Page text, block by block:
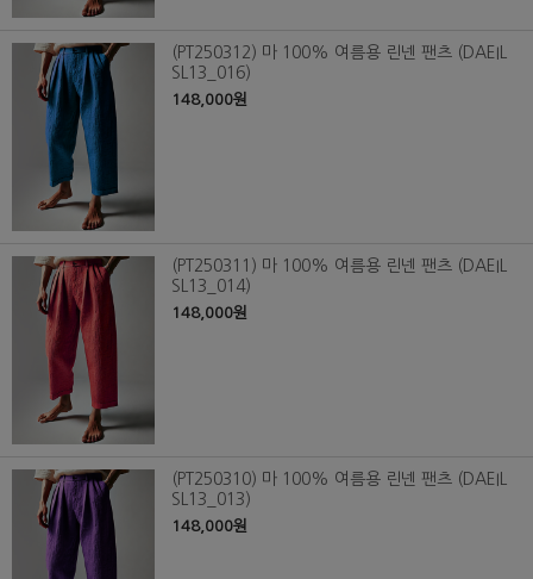
(PT250312) 마 100% 여름용 린넨 팬츠 (DAEIL
SL13_016)
148,000원
(PT250311) 마 100% 여름용 린넨 팬츠 (DAEIL
SL13_014)
148,000원
(PT250310) 마 100% 여름용 린넨 팬츠 (DAEIL
SL13_013)
148,000원